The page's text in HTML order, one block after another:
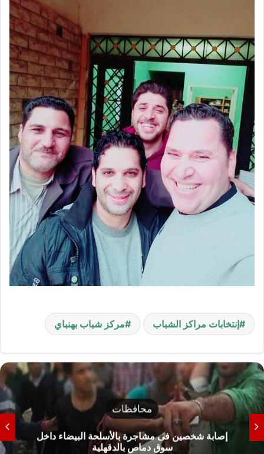
إنتخابات مراكز الشباب مركز شباب بهنباي
محافظات
إصابة شخصين فى مشاجرة بالأسلحة البيضاء داخل
سوق دماص بالدقهلية